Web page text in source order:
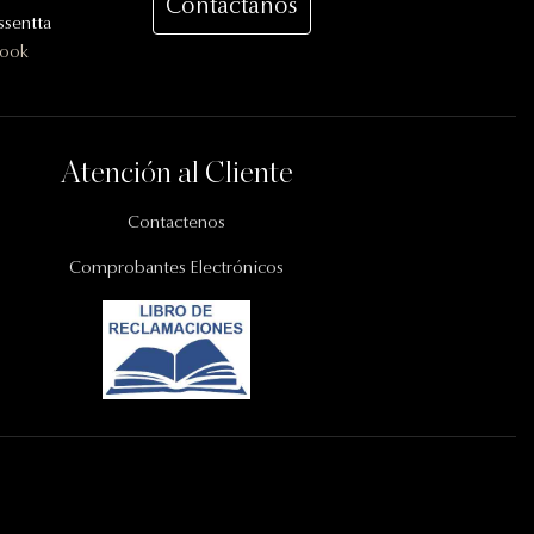
Contactanos
Atención al Cliente
Contactenos
Comprobantes Electrónicos